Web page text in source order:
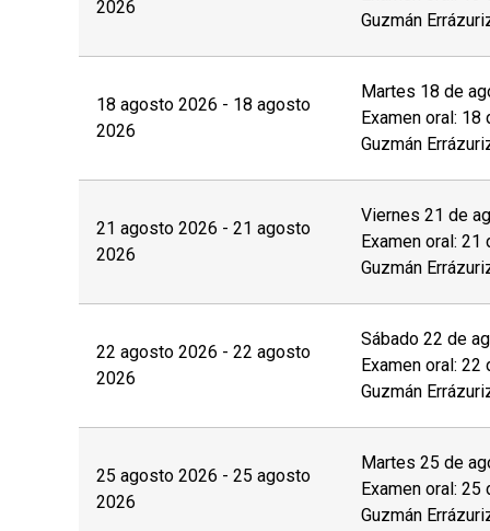
Las personas interesadas deberán completar
derecho de esta página web y enviar los
Fotocopia simple del carnet de identidad por
Con el objetivo de brindar las condiciones y
discapacidad
física, motriz, sensorial (visual
postular no asegura el cupo , una vez
valor completo de la actividad para estar
Puedes revisar aquí más información
2026
Guzmán
18 agosto 2026 - 18 agosto
2026
Martes 18 de
Examen oral:
Guzmán
21 agosto 2026 - 21 agosto
2026
Viernes 21 de
Examen oral:
Guzmán
22 agosto 2026 - 22 agosto
2026
Sábado 22 de
Examen oral:
Guzmán
25 agosto 2026 - 25 agosto
2026
Martes 25 de
Examen oral:
Guzmán